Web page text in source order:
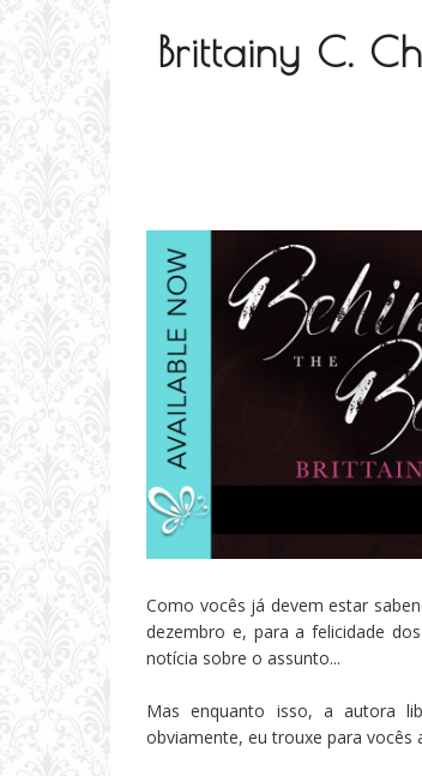
Brittainy C.
Como vocês já devem estar
dezembro e, para a felicidade
notícia sobre o assunto...
Mas enquanto isso, a autora
obviamente, eu trouxe para vocês